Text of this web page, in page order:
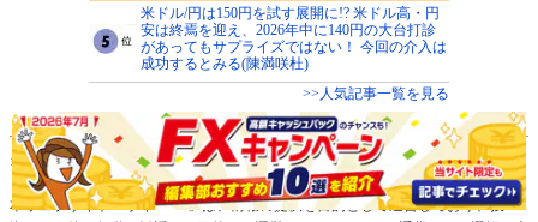
米ドル/円は150円を試す展開に!? 米ドル高・円
安は終焉を迎え、2026年中に140円の大台打診
があってもサプライズではない！ 今回の介入は
成功するとみる(陳満咲杜)
>>人気記事一覧を見る
当ウェブサイトにおけるデータは、セントラル短資ＦＸ、クォンツ・リサーチ、
ＤＺＨフィナンシャルリサーチ、フィスコから情報の提供を受けております。
本ウェブサイト「ザイFX！」は、情報の提供を目的として運営しており、投